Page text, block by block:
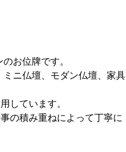
お位牌です。
ニ仏壇、モダン仏壇、家具
しています。
の積み重ねによって丁寧に